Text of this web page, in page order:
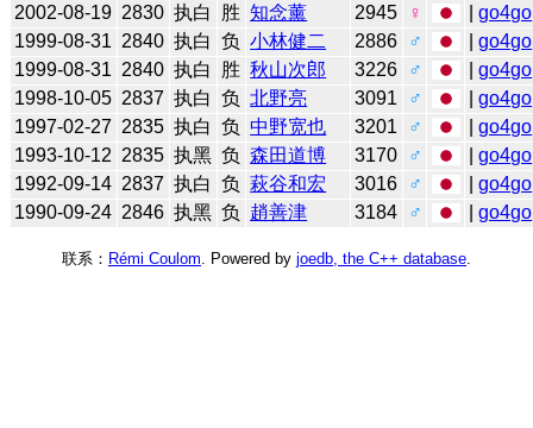
2002-08-19 2830 执白 胜 知念薰 2945 ♀ |go4go
1999-08-31 2840 执白 负 小林健二 2886 ♂ |go4go
1999-08-31 2840 执白 胜 秋山次郎 3226 ♂ |go4go
1998-10-05 2837 执白 负 北野亮 3091 ♂ |go4go
1997-02-27 2835 执白 负 中野宽也 3201 ♂ |go4go
1993-10-12 2835 执黑 负 森田道博 3170 ♂ |go4go
1992-09-14 2837 执白 负 萩谷和宏 3016 ♂ |go4go
1990-09-24 2846 执黑 负 趙善津 3184 ♂ |go4go
联系： Rémi Coulom . Powered by joedb, the C++ database